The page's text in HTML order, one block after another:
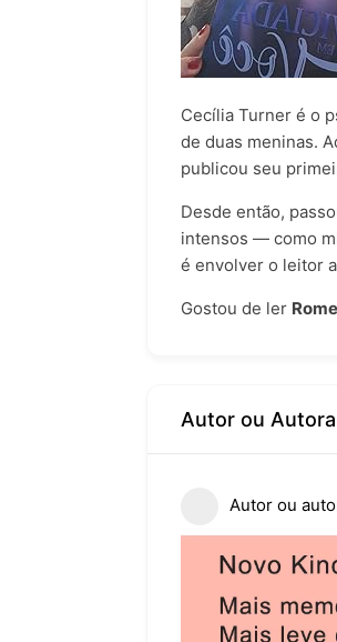
Cecília Turner é o
de duas meninas.
publicou seu
Desde então,
intensos — como
é envolver o leitor
Gostou de ler
Autor ou Autora
Autor ou